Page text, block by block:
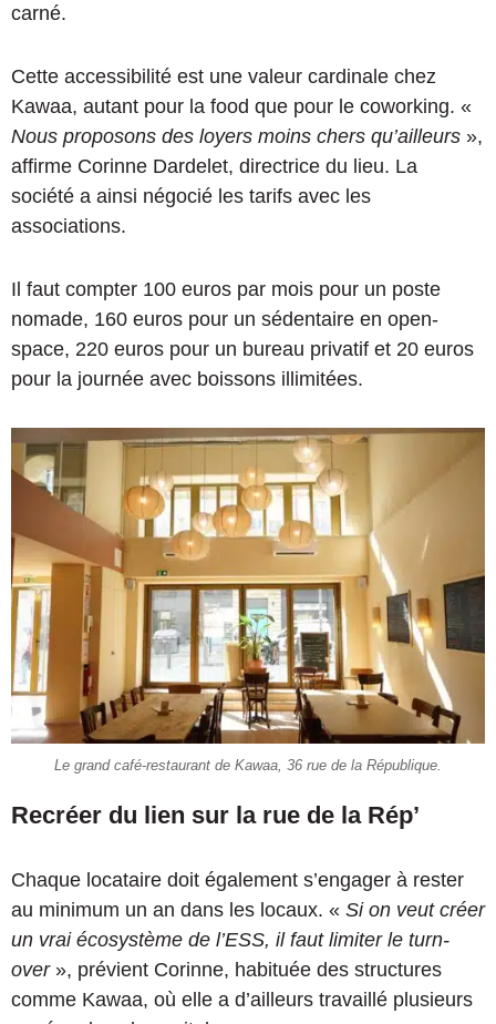
carné.
Cette accessibilité est une valeur cardinale chez
Kawaa, autant pour la food que pour le coworking. «
Nous proposons des loyers moins chers qu’ailleurs »,
affirme Corinne Dardelet, directrice du lieu. La
société a ainsi négocié les tarifs avec les
associations.
Il faut compter 100 euros par mois pour un poste
nomade, 160 euros pour un sédentaire en open-
space, 220 euros pour un bureau privatif et 20 euros
pour la journée avec boissons illimitées.
Le grand café-restaurant de Kawaa, 36 rue de la République.
Recréer du lien sur la rue de la Rép’
Chaque locataire doit également s’engager à rester
au minimum un an dans les locaux. « Si on veut créer
un vrai écosystème de l’ESS, il faut limiter le turn-
over», prévient Corinne, habituée des structures
comme Kawaa, où elle a d’ailleurs travaillé plusieurs